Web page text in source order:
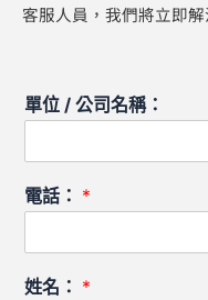
客服人員，我們將立即
單位 / 公司名稱：
電話： *
姓名： *